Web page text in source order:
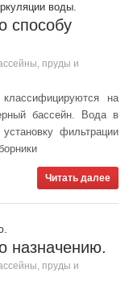
способу
пруды и
на
бассейн. Вода в
фильтрации
Читать далее
назначению.
пруды и